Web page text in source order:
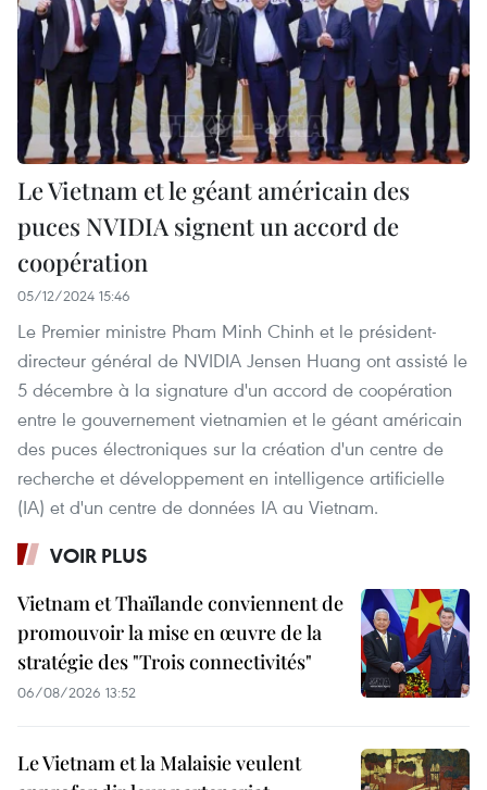
Le Vietnam et le géant américain des
puces NVIDIA signent un accord de
coopération
05/12/2024 15:46
Le Premier ministre Pham Minh Chinh et le président-
directeur général de NVIDIA Jensen Huang ont assisté le
5 décembre à la signature d'un accord de coopération
entre le gouvernement vietnamien et le géant américain
des puces électroniques sur la création d'un centre de
recherche et développement en intelligence artificielle
(IA) et d'un centre de données IA au Vietnam.
VOIR PLUS
Vietnam et Thaïlande conviennent de
promouvoir la mise en œuvre de la
stratégie des "Trois connectivités"
06/08/2026 13:52
Le Vietnam et la Malaisie veulent